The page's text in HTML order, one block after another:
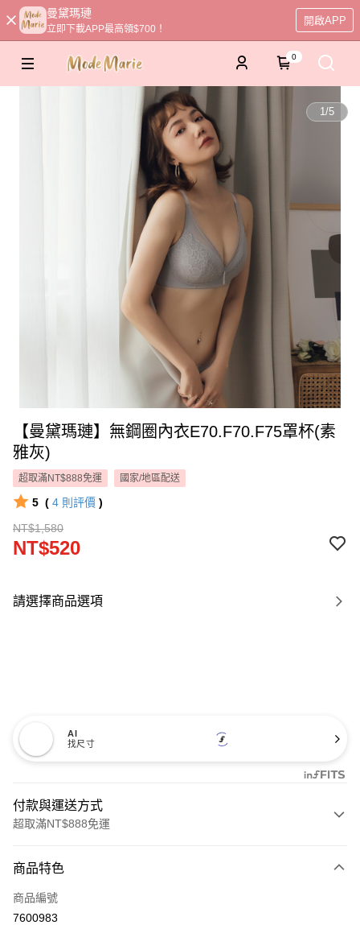
曼黛瑪璉
立即下載APP最高領$700！
開啟APP
0
1/5
【曼黛瑪璉】無鋼圈內衣E70.F70.F75罩杯(素
雅灰)
超取滿NT$888免運 國家/地區配送
5 ( 4 則評價 )
NT$1,580
NT$520
請選擇商品選項
AI
找尺寸
付款與運送方式
超取滿NT$888免運
信用卡一次付款
信用卡分期付款
商品特色
商品編號
7600983